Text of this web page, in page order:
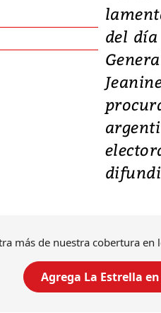
del
más de nuestra cobertura en
Agrega La Estrella